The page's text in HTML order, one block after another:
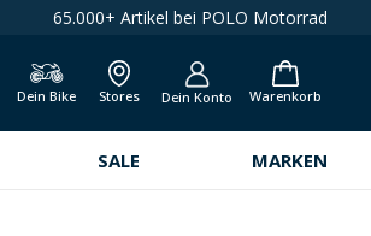
65.000+ Artikel bei POLO Motorrad
Dein Bike Stores Dein Konto Warenkorb
SALE MARKEN